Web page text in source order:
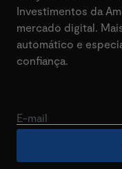
Investimentos da
mercado digital.
automático e
confiança.
E-mail